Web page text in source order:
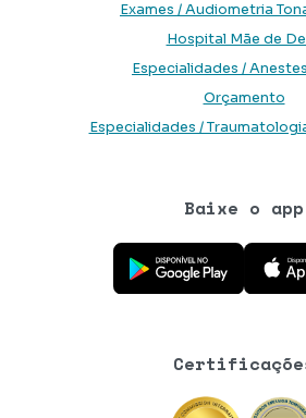
Exames / Audiometria
Hospital Mãe de
Especialidades /
Orçamento
Especialidades /
Baixe o app
Baixe o aplicativo naBaixe o